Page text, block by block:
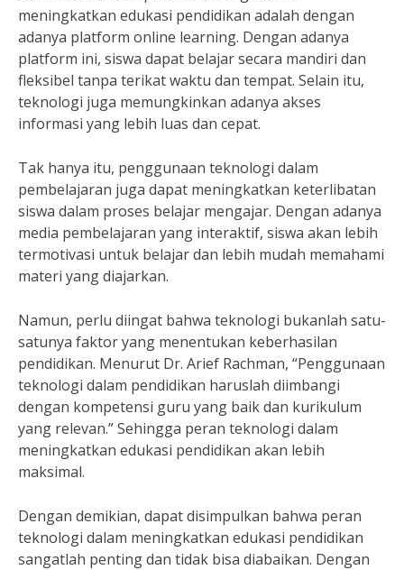
meningkatkan edukasi pendidikan adalah dengan
adanya platform online learning. Dengan adanya
platform ini, siswa dapat belajar secara mandiri dan
fleksibel tanpa terikat waktu dan tempat. Selain itu,
teknologi juga memungkinkan adanya akses
informasi yang lebih luas dan cepat.
Tak hanya itu, penggunaan teknologi dalam
pembelajaran juga dapat meningkatkan keterlibatan
siswa dalam proses belajar mengajar. Dengan adanya
media pembelajaran yang interaktif, siswa akan lebih
termotivasi untuk belajar dan lebih mudah memahami
materi yang diajarkan.
Namun, perlu diingat bahwa teknologi bukanlah satu-
satunya faktor yang menentukan keberhasilan
pendidikan. Menurut Dr. Arief Rachman, “Penggunaan
teknologi dalam pendidikan haruslah diimbangi
dengan kompetensi guru yang baik dan kurikulum
yang relevan.” Sehingga peran teknologi dalam
meningkatkan edukasi pendidikan akan lebih
maksimal.
Dengan demikian, dapat disimpulkan bahwa peran
teknologi dalam meningkatkan edukasi pendidikan
sangatlah penting dan tidak bisa diabaikan. Dengan